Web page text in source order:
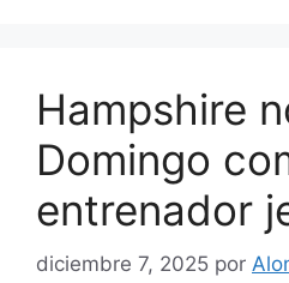
Hampshire
Domingo
entrenador
diciembre 7, 2025 por